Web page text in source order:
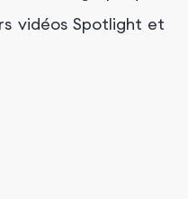
vidéos Spotlight et